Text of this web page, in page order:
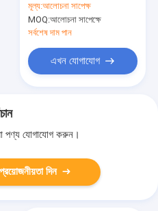
মূল্য:আলোচনা সাপেক্ষ
MOQ:আলোচনা সাপেক্ষে
সর্বশেষ দাম পান
এখন যোগাযোগ
পণ্য যোগাযোগ করুন।
দিন